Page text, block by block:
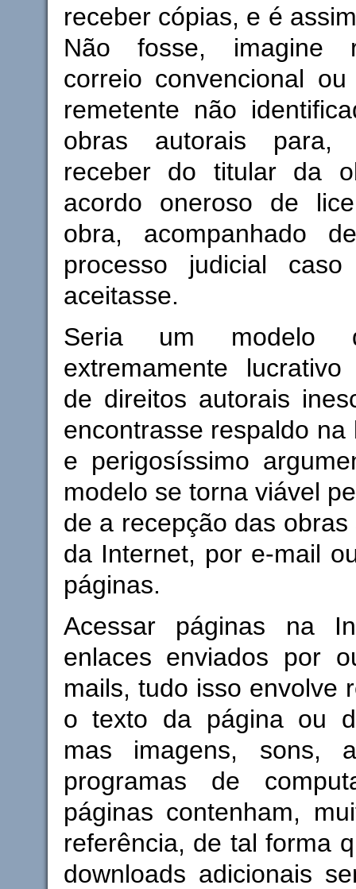
receber cópias, e é
Não fosse, imagine
correio convencional
remetente não
obras autorais para,
receber do titular da
acordo oneroso de
obra, acompanhado
processo judicial
aceitasse.
Seria um modelo
extremamente
de direitos autorais
encontrasse respaldo na
e perigosíssimo
modelo se torna viável
de a recepção das
da Internet, por e-mail
páginas.
Acessar páginas na
enlaces enviados por
mails, tudo isso envolve
o texto da página ou
mas imagens, sons,
programas de
páginas contenham,
referência, de tal forma
downloads adicionais